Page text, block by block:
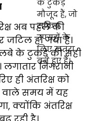
अब पहले की
हो गया है।
के टुकड़े की सही
निगरानी
ही अंतरिक्ष को
वाले समय में यह
क्योंकि अंतरिक्ष